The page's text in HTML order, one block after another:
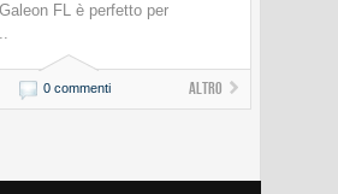
FL è perfetto per
0 commenti Altro